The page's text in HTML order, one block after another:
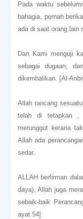
Pada waktu
bahagia, pernah
ada di saat orang lain
Dan Kami menguji
sebagai dugaan;
dikembalikan. [Al-
Allah rancang
telah di tetapkan ,
merunggut kerana
Allah ada
sedar.
ALLAH berfirman
daya), Allah juga
sebaik-baik
ayat 54]